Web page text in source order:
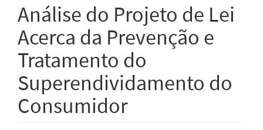
Análise do Projeto de Lei
Acerca da Prevenção e
Tratamento do
Superendividamento do
Consumidor